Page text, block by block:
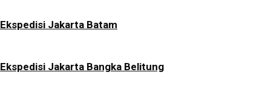
Ekspedisi Jakarta Batam
Ekspedisi Jakarta Bangka Belitung